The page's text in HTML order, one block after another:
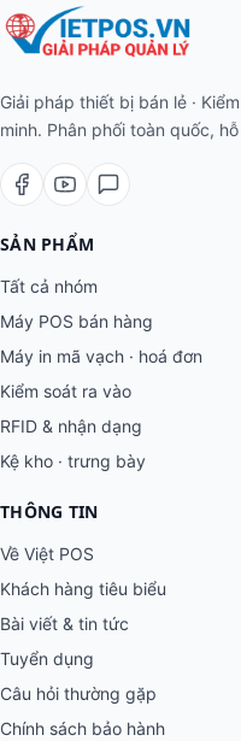
Giải pháp thiết bị bán lẻ ·
minh. Phân phối toàn quốc,
SẢN PHẨM
Tất cả nhóm
Máy POS bán hàng
Máy in mã vạch · hoá đơn
Kiểm soát ra vào
RFID & nhận dạng
Kệ kho · trưng bày
THÔNG TIN
Về Việt POS
Khách hàng tiêu biểu
Bài viết & tin tức
Tuyển dụng
Câu hỏi thường gặp
Chính sách bảo hành